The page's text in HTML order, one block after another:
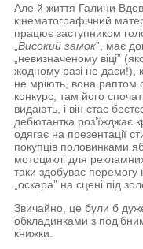
Але й життя Галини
кінематографічний
працює заступником
Високий замок”, має
„невизначеному віці”
жодному разі не даси!),
не мріють, вона раптом
конкурс, там його
видають, і він стає
дебютантка роз’їжджає
одягає на презентації
покупців половинками
мотоциклі для
таки здобуває перемогу
„оскара” на сцені під
Звичайно, це були б
обкладинками з
книжки.